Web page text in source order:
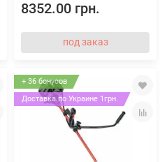
8352.00 грн.
под заказ
+ 36 бонусов
Доставка по Украине 1грн.